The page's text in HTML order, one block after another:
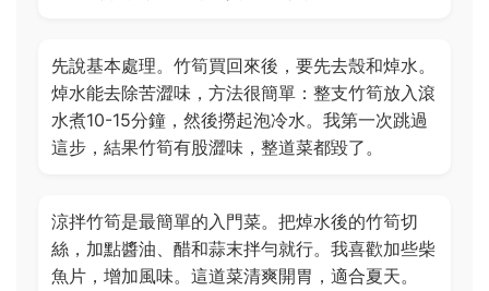
先說基本處理。竹筍買回來後，要先去殼和焯水。
焯水能去除苦澀味，方法很簡單：整支竹筍放入滾
水煮10-15分鐘，然後撈起泡冷水。我第一次跳過
這步，結果竹筍有股澀味，整道菜都毀了。
涼拌竹筍是最簡單的入門菜。把焯水後的竹筍切
絲，加點醬油、醋和蒜末拌勻就行。我喜歡加些柴
魚片，增加風味。這道菜清爽開胃，適合夏天。